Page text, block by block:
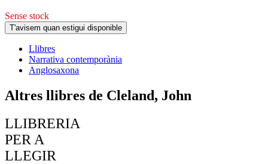
Sense stock
T'avisem quan estigui disponible
Llibres
Narrativa contemporània
Anglosaxona
Altres llibres de Cleland, John
LLIBRERIA
PER A
LLEGIR